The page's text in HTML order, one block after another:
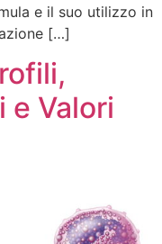
e il suo utilizzo in
[…]
e Valori